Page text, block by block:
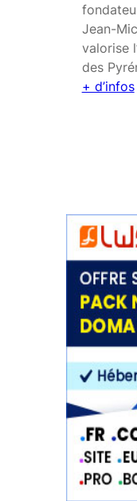
Jean-
valorise
des
+ d’infos